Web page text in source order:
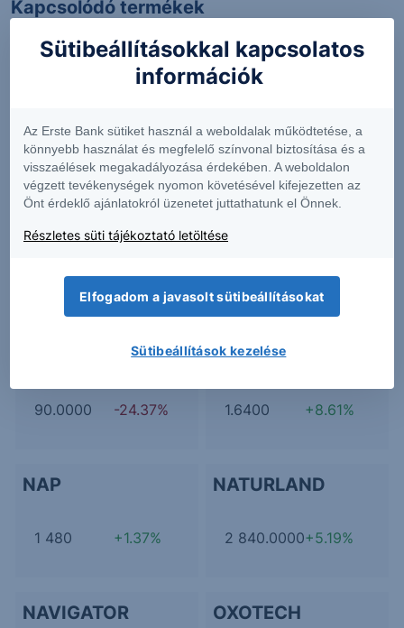
Kapcsolódó termékek
220 +0.92% 26.0000 +36.84%
CYBERG
-5.56%
EPDUFERR
6.0800 -0.33%
90.0000 -24.37%
MULTIHOME
1.6400 +8.61%
NAP
1 480 +1.37%
NATURLAND
2 840.0000+5.19%
NAVIGATOR OXOTECH
Sütibeállításokkal kapcsolatos
információk
Az Erste Bank sütiket használ a weboldalak működtetése, a
könnyebb használat és megfelelő színvonal biztosítása és a
visszaélések megakadályozása érdekében. A weboldalon
végzett tevékenységek nyomon követésével kifejezetten az
Önt érdeklő ajánlatokról üzenetet juttathatunk el Önnek.
Részletes süti tájékoztató letöltése
Elfogadom a javasolt sütibeállításokat
Sütibeállítások kezelése